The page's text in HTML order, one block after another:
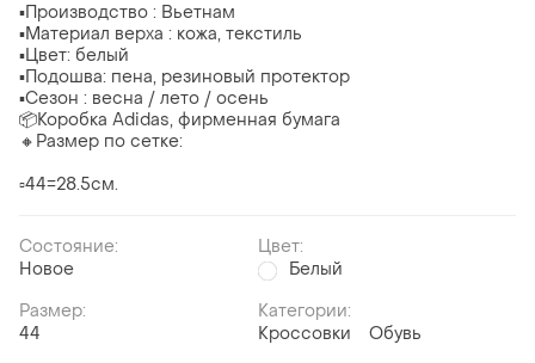
▪️Производство : Вьетнам
▪️Материал верха : кожа, текстиль
▪️Цвет: белый
▪️Подошва: пена, резиновый протектор
▪️Сезон : весна / лето / осень
📦Коробка Adidas, фирменная бумага
🔸Размер по сетке:
▫️44=28.5см.
Состояние:
Новое
Цвет:
Белый
Размер:
44
Категории:
Кроссовки
Обувь